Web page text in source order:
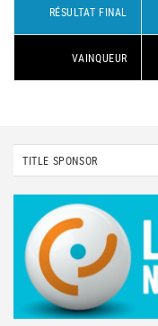
RÉSULTAT FINAL
VAINQUEUR
TITLE SPONSOR